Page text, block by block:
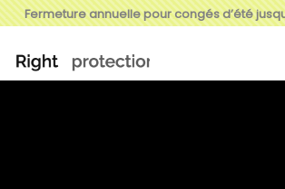
Fermeture annuelle pour congés d’été